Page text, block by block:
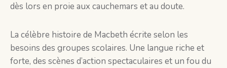
dès lors en proie aux cauchemars et au doute.
La célèbre histoire de Macbeth écrite selon les
besoins des groupes scolaires. Une langue riche et
forte, des scènes d’action spectaculaires et un fou du